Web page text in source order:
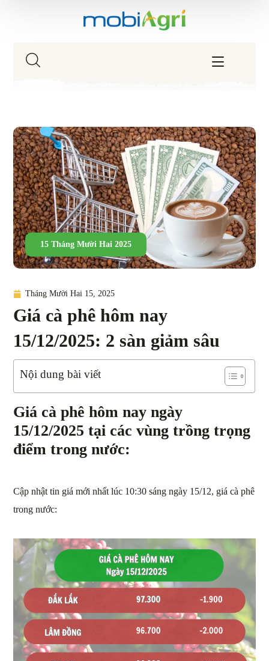
15 Tháng Mười Hai 2025
Tháng Mười Hai 15, 2025
Giá cà phê hôm nay
15/12/2025: 2 sàn giảm sâu
Nội dung bài viết
Giá cà phê hôm nay ngày
15/12/2025 tại các vùng trồng trọng
điểm trong nước:
Cập nhật tin giá mới nhất lúc 10:30 sáng ngày 15/12, giá cà phê
trong nước: